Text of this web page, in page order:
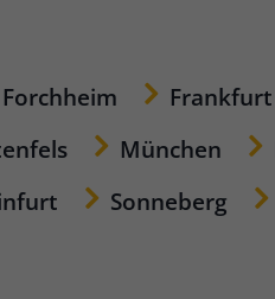
Forchheim Frankfurt
München
Sonneberg